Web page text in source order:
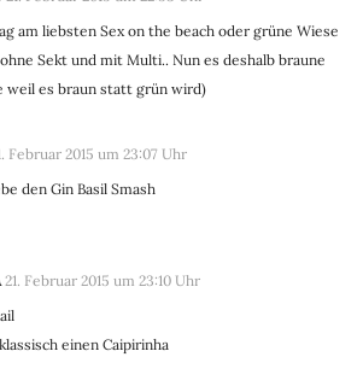
am liebsten Sex on the beach oder grüne Wiese
Sekt und mit Multi.. Nun es deshalb braune
weil es braun statt grün wird)
Februar 2015 um 23:07 Uhr
den Gin Basil Smash
21. Februar 2015 um 23:10 Uhr
einen Caipirinha